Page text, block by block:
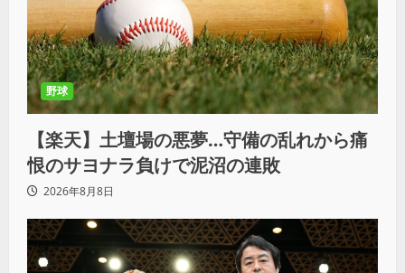
野球
【楽天】土壇場の悪夢…守備の乱れから痛
恨のサヨナラ負けで泥沼の連敗
2026年8月8日